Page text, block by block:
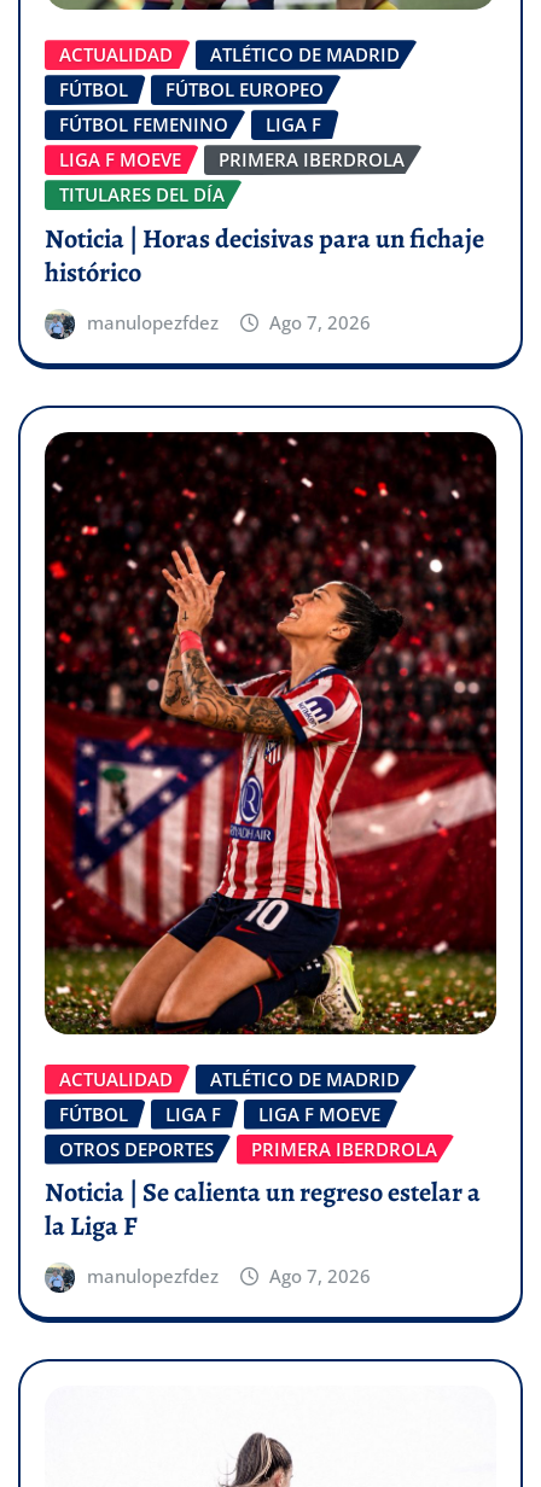
ACTUALIDAD
ATLÉTICO DE MADRID
FÚTBOL
FÚTBOL EUROPEO
FÚTBOL FEMENINO
LIGA F
LIGA F MOEVE
PRIMERA IBERDROLA
TITULARES DEL DÍA
Noticia | Horas decisivas para un fichaje
histórico
manulopezfdez Ago 7, 2026
ACTUALIDAD
ATLÉTICO DE MADRID
FÚTBOL
LIGA F
LIGA F MOEVE
OTROS DEPORTES
PRIMERA IBERDROLA
Noticia | Se calienta un regreso estelar a
la Liga F
manulopezfdez Ago 7, 2026